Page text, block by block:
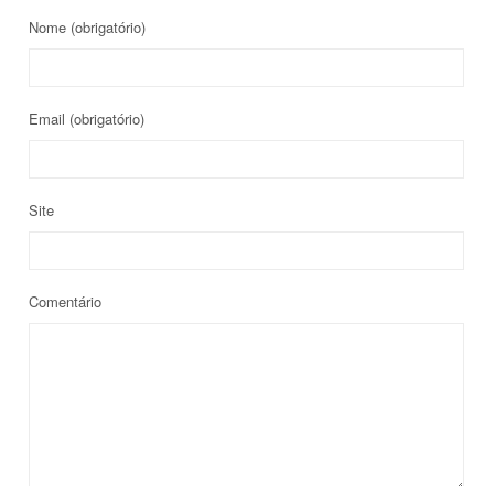
Nome (obrigatório)
Email (obrigatório)
Site
Comentário